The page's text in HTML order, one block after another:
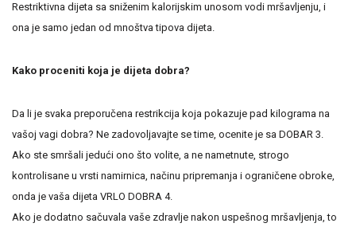
Restriktivna dijeta sa sniženim kalorijskim unosom vodi mršavljenju, i
ona je samo jedan od mnoštva tipova dijeta.
Kako proceniti koja je dijeta dobra?
Da li je svaka preporučena restrikcija koja pokazuje pad kilograma na
vašoj vagi dobra? Ne zadovoljavajte se time, ocenite je sa DOBAR 3.
Ako ste smršali jedući ono što volite, a ne nametnute, strogo
kontrolisane u vrsti namirnica, načinu pripremanja i ograničene obroke,
onda je vaša dijeta VRLO DOBRA 4.
Ako je dodatno sačuvala vaše zdravlje nakon uspešnog mršavljenja, to